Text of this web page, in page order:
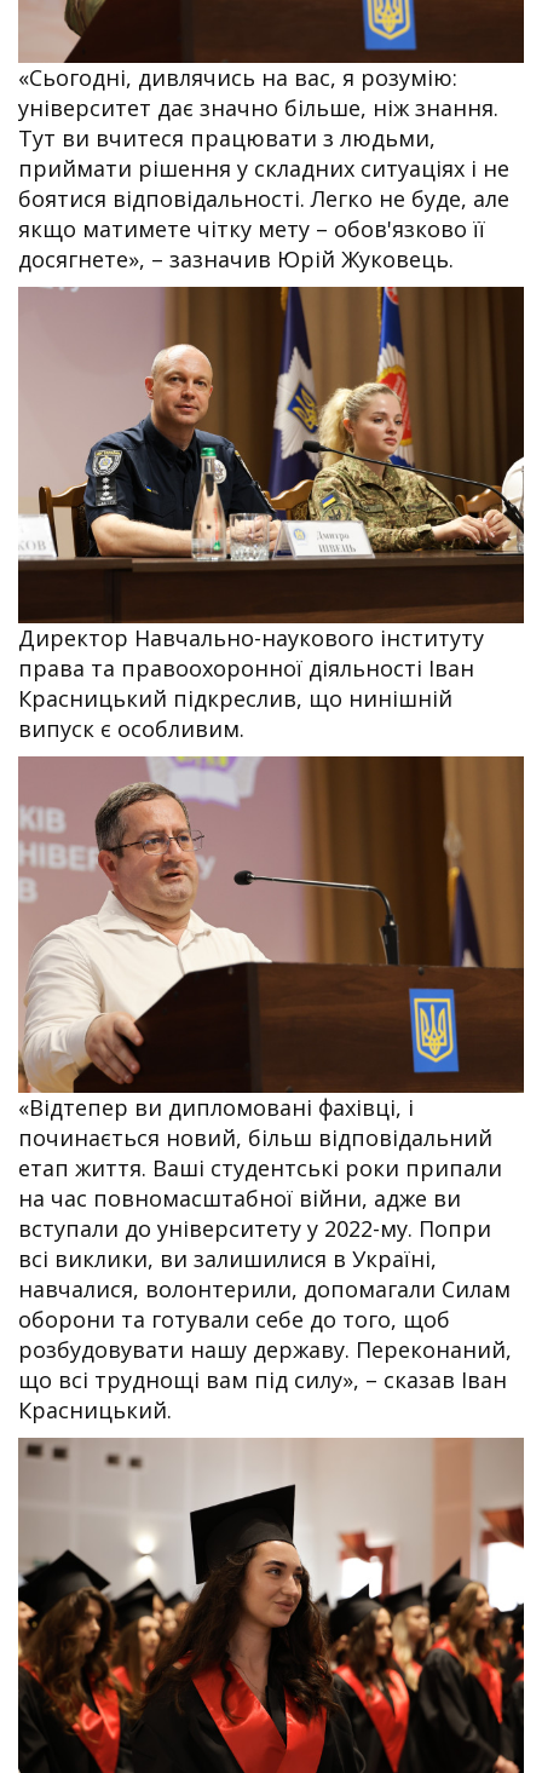
«Сьогодні, дивлячись на вас, я розумію:
університет дає значно більше, ніж знання.
Тут ви вчитеся працювати з людьми,
приймати рішення у складних ситуаціях і не
боятися відповідальності. Легко не буде, але
якщо матимете чітку мету – обов'язково її
досягнете», – зазначив Юрій Жуковець.
Директор Навчально-наукового інституту
права та правоохоронної діяльності Іван
Красницький підкреслив, що нинішній
випуск є особливим.
«Відтепер ви дипломовані фахівці, і
починається новий, більш відповідальний
етап життя. Ваші студентські роки припали
на час повномасштабної війни, адже ви
вступали до університету у 2022-му. Попри
всі виклики, ви залишилися в Україні,
навчалися, волонтерили, допомагали Силам
оборони та готували себе до того, щоб
розбудовувати нашу державу. Переконаний,
що всі труднощі вам під силу», – сказав Іван
Красницький.